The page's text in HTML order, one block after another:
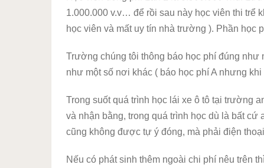
1.000.000 v.v… để rồi sau này học viên thi trể
học viên và mất uy tín nhà trường ). Phần học
Trường chúng tôi thông báo học phí đúng
như một số nơi khác ( báo học phí A nhưng
Trong suốt quá trình học lái xe ô tô tại trường
và nhận bằng, trong quá trình học dù là bất
cũng không được tự ý đóng, mà phải điện
Nếu có phát sinh thêm ngoài chi phí nêu trên